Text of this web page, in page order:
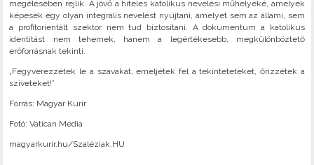
megélésében rejlik. A jövő a hiteles katolikus nevelési műhelyeké, amelyek
képesek egy olyan integrális nevelést nyújtani, amelyet sem az állami, sem
a profitorientált szektor nem tud biztosítani. A dokumentum a katolikus
identitást nem tehernek, hanem a legértékesebb, megkülönböztető
erőforrásnak tekinti.
„Fegyverezzétek le a szavakat, emeljétek fel a tekinteteteket, őrizzétek a
szíveteket!”
Forrás: Magyar Kurír
Fotó: Vatican Media
magyarkurir.hu/Szaléziak.HU